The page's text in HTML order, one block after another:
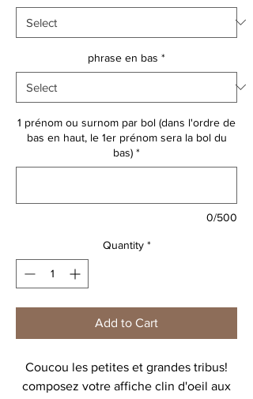
phrase en bas *
1 prénom ou surnom par bol (dans l'ordre de
bas en haut, le 1er prénom sera la bol du
bas) *
0/500
Quantity *
Add to Cart
Coucou les petites et grandes tribus!
composez votre affiche clin d'oeil aux